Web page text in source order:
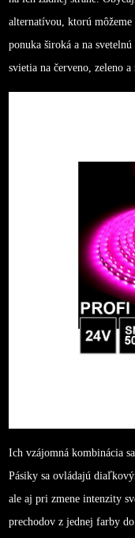
alternatívou, ktorú
ponuka široká a na
svietia na červeno, zeleno a
Ich vzájomná kombinácia
Pásiky sa ovládajú
ale aj pri zmene intenzity
prechodov z jednej farby